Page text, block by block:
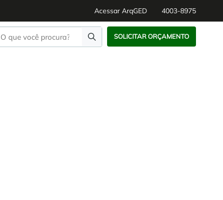
Acessar ArqGED 4003-8975
SOLICITAR ORÇAMENTO